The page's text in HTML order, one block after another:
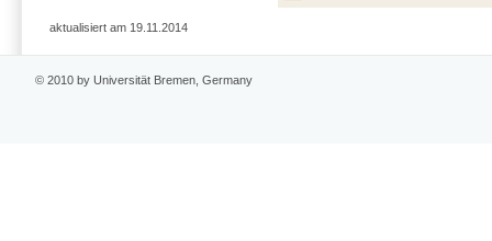
aktualisiert am 19.11.2014
© 2010 by Universität Bremen, Germany